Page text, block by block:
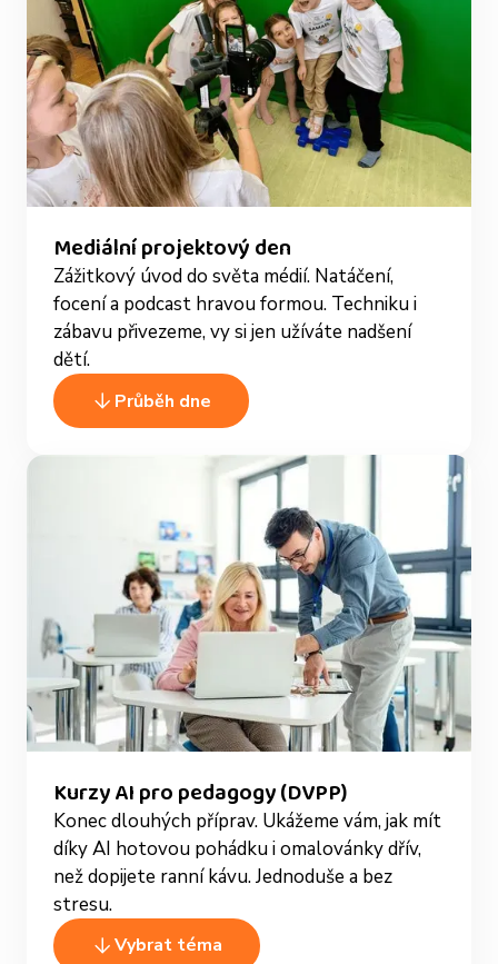
Mediální projektový den
Zážitkový úvod do světa médií. Natáčení,
focení a podcast hravou formou. Techniku i
zábavu přivezeme, vy si jen užíváte nadšení
dětí.
Průběh dne
Kurzy AI pro pedagogy (DVPP)
Konec dlouhých příprav. Ukážeme vám, jak mít
díky AI hotovou pohádku i omalovánky dřív,
než dopijete ranní kávu. Jednoduše a bez
stresu.
Vybrat téma